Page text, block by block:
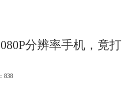
分辨率手机，竟打
838